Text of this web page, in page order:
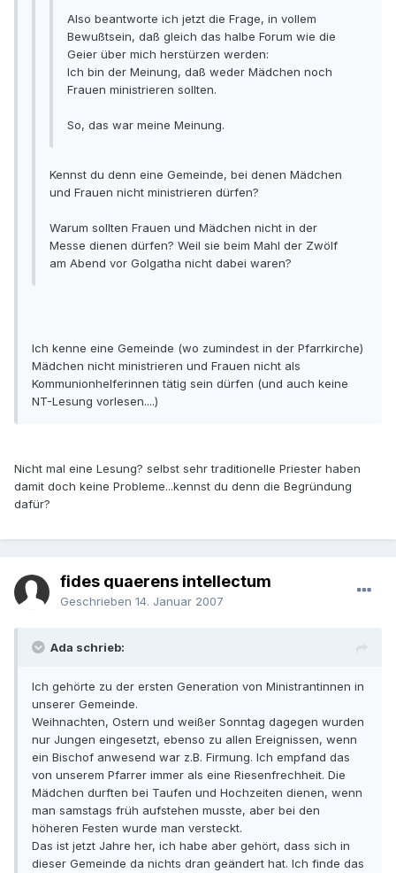
Also beantworte ich jetzt die Frage, in vollem
Bewußtsein, daß gleich das halbe Forum wie die
Geier über mich herstürzen werden:
Ich bin der Meinung, daß weder Mädchen noch
Frauen ministrieren sollten.
So, das war meine Meinung.
Kennst du denn eine Gemeinde, bei denen Mädchen
und Frauen nicht ministrieren dürfen?
Warum sollten Frauen und Mädchen nicht in der
Messe dienen dürfen? Weil sie beim Mahl der Zwölf
am Abend vor Golgatha nicht dabei waren?
Ich kenne eine Gemeinde (wo zumindest in der Pfarrkirche)
Mädchen nicht ministrieren und Frauen nicht als
Kommunionhelferinnen tätig sein dürfen (und auch keine
NT-Lesung vorlesen....)
Nicht mal eine Lesung? selbst sehr traditionelle Priester haben
damit doch keine Probleme...kennst du denn die Begründung
dafür?
fides quaerens intellectum
Geschrieben 14. Januar 2007
Ada schrieb:
Ich gehörte zu der ersten Generation von Ministrantinnen in
unserer Gemeinde.
Weihnachten, Ostern und weißer Sonntag dagegen wurden
nur Jungen eingesetzt, ebenso zu allen Ereignissen, wenn
ein Bischof anwesend war z.B. Firmung. Ich empfand das
von unserem Pfarrer immer als eine Riesenfrechheit. Die
Mädchen durften bei Taufen und Hochzeiten dienen, wenn
man samstags früh aufstehen musste, aber bei den
höheren Festen wurde man versteckt.
Das ist jetzt Jahre her, ich habe aber gehört, dass sich in
dieser Gemeinde da nichts dran geändert hat. Ich finde das